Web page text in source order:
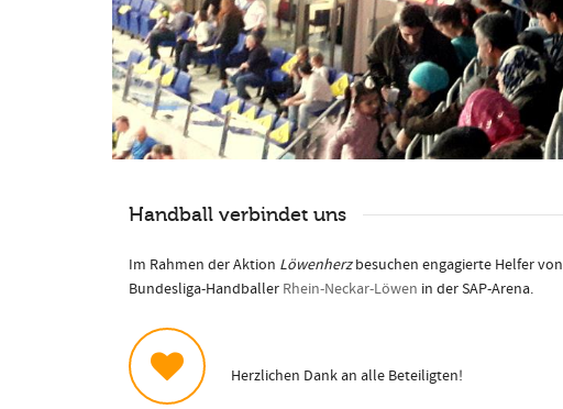
Handball verbindet uns
Im Rahmen der Aktion Löwenherzbesuchen engagierte Helfer von
Bundesliga-Handballer Rhein-Neckar-Löwen in der SAP-Arena.
Herzlichen Dank an alle Beteiligten!